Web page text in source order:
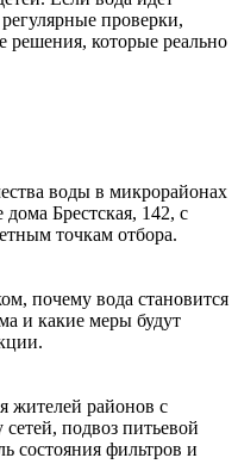
проверки,
которые реально
воды в микрорайонах
Брестская, 142, с
точкам отбора.
почему вода становится
и какие меры будут
жителей районов с
подвоз питьевой
состояния фильтров и